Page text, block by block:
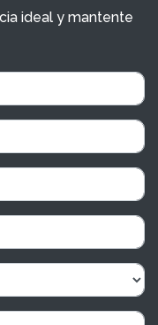
ideal y mantente